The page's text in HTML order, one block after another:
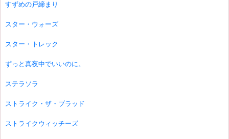
すずめの戸締まり
スター・ウォーズ
スター・トレック
ずっと真夜中でいいのに。
ステラソラ
ストライク・ザ・ブラッド
ストライクウィッチーズ